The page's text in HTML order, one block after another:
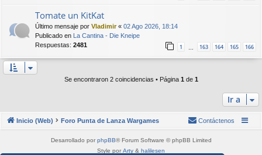
Tomate un KitKat
Último mensaje por Vladimir« 02 Ago 2026, 18:14
Publicado en La Cantina - Die Kneipe
Respuestas: 2481 1 163 164 165 166
Se encontraron 2 coincidencias • Página 1 de 1
Ir a
Inicio (Web) Foro Punta de Lanza Wargames Contáctenos
Desarrollado por phpBB® Forum Software © phpBB Limited
Style por Arty & halilesen